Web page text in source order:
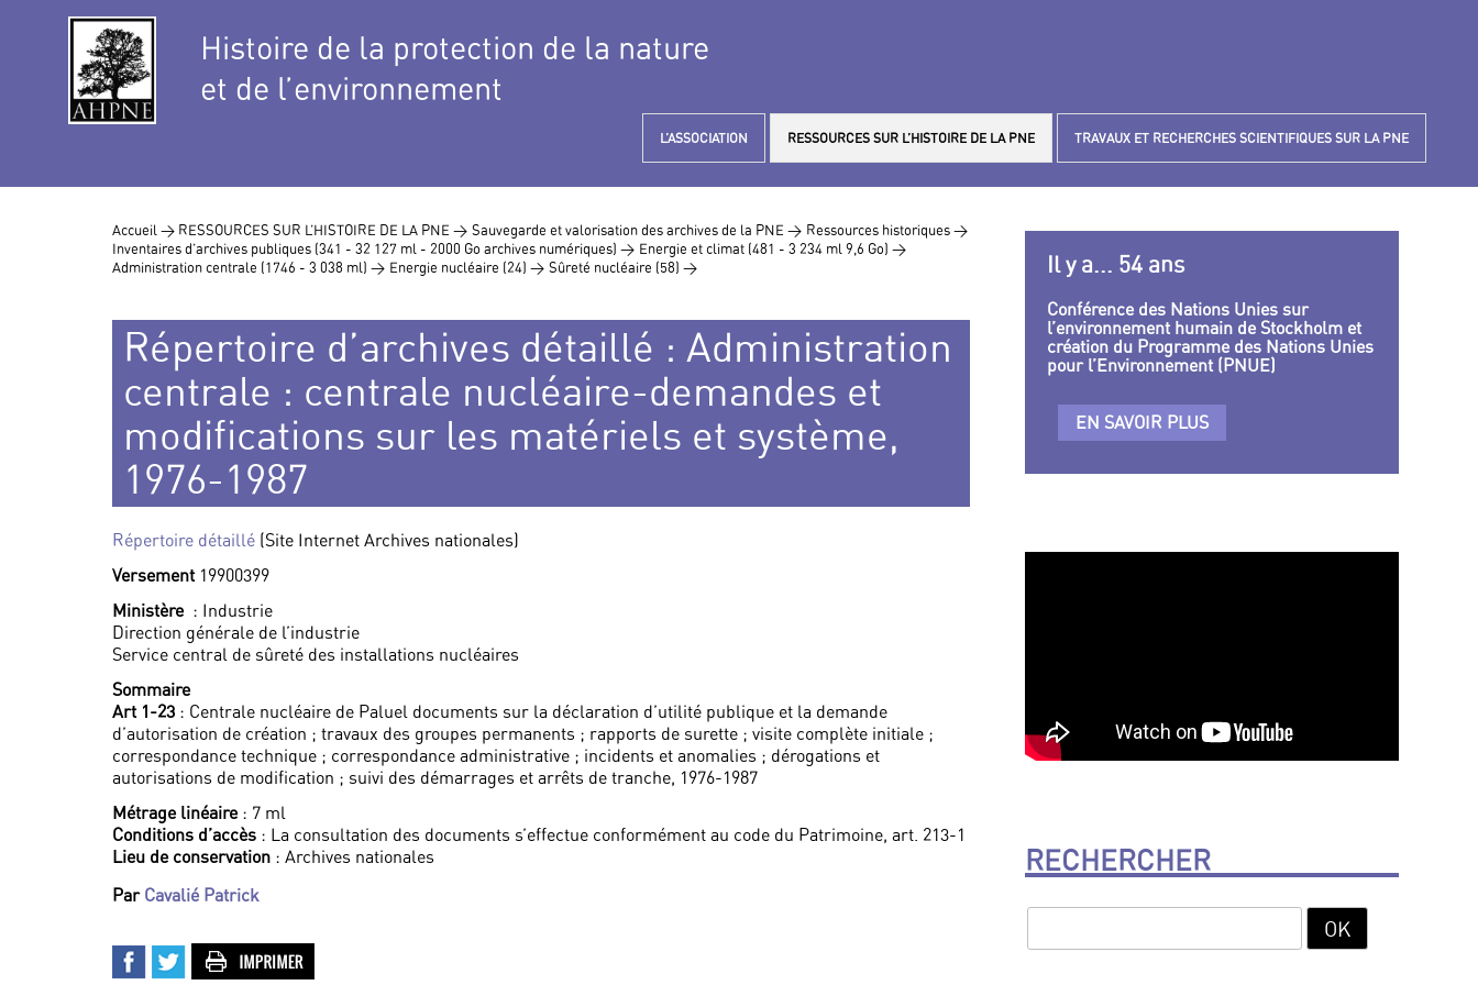
Histoire de la protection de la nature
et de l’environnement
L’ASSOCIATION RESSOURCES SUR L’HISTOIRE DE LA PNE TRAVAUX ET RECHERCHES SCIENTIFIQUES SUR LA PNE
Accueil > RESSOURCES SUR L’HISTOIRE DE LA PNE > Sauvegarde et valorisation des archives de la PNE > Ressources historiques >
Inventaires d’archives publiques (341 - 32 127 ml - 2000 Go archives numériques) > Energie et climat (481 - 3 234 ml 9,6 Go) >
Administration centrale (1746 - 3 038 ml) > Energie nucléaire (24) > Sûreté nucléaire (58) >
Répertoire d’archives détaillé : Administration
centrale : centrale nucléaire-demandes et
modifications sur les matériels et système,
1976-1987
Répertoire détaillé (Site Internet Archives nationales)
Versement 19900399
Ministère : Industrie
Direction générale de l’industrie
Service central de sûreté des installations nucléaires
Sommaire
Art 1-23 : Centrale nucléaire de Paluel documents sur la déclaration d’utilité publique et la demande
d’autorisation de création ; travaux des groupes permanents ; rapports de surette ; visite complète initiale ;
correspondance technique ; correspondance administrative ; incidents et anomalies ; dérogations et
autorisations de modification ; suivi des démarrages et arrêts de tranche, 1976-1987
Métrage linéaire: 7 ml
Conditions d’accès : La consultation des documents s’effectue conformément au code du Patrimoine, art. 213-1
Lieu de conservation : Archives nationales
Par Cavalié Patrick
Il y a... 54 ans
Conférence des Nations Unies sur
l’environnement humain de Stockholm et
création du Programme des Nations Unies
pour l’Environnement (PNUE)
EN SAVOIR PLUS
RECHERCHER